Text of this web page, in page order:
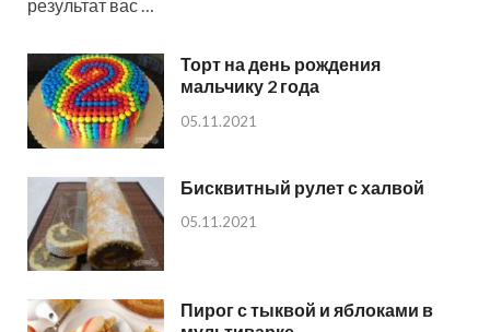
результат вас …
Торт на день рождения
мальчику 2 года
05.11.2021
Бисквитный рулет с халвой
05.11.2021
Пирог с тыквой и яблоками в